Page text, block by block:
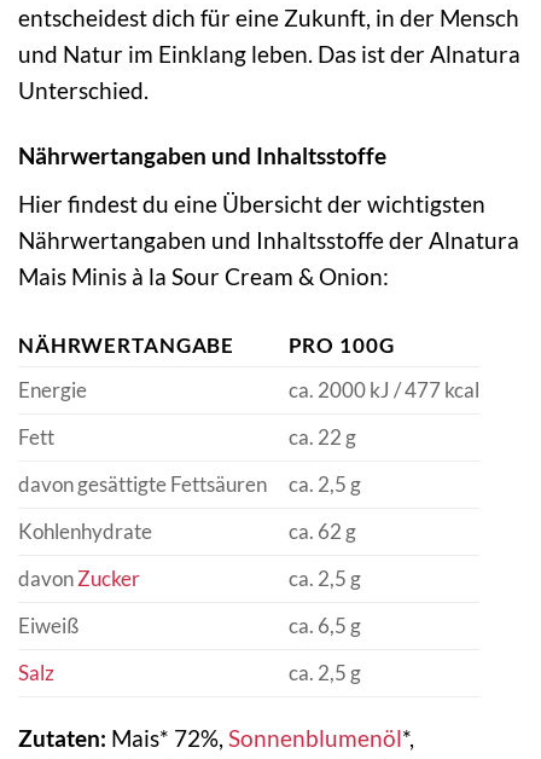
entscheidest dich für eine Zukunft, in der Mensch
und Natur im Einklang leben. Das ist der Alnatura
Unterschied.
Nährwertangaben und Inhaltsstoffe
Hier findest du eine Übersicht der wichtigsten
Nährwertangaben und Inhaltsstoffe der Alnatura
Mais Minis à la Sour Cream & Onion:
NÄHRWERTANGABE
PRO 100G
Energie
ca. 2000 kJ / 477 kcal
Fett
ca. 22 g
davon gesättigte Fettsäuren
ca. 2,5 g
Kohlenhydrate
ca. 62 g
davonZucker
ca. 2,5 g
Eiweiß
ca. 6,5 g
Salz
ca. 2,5 g
Zutaten: Mais* 72%, Sonnenblumenöl*,